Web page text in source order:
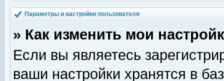
Параметры и настройки пользователя
» Как изменить мои
Если вы являетесь
ваши настройки хранятся в